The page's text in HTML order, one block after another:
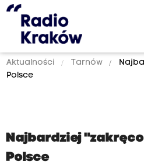
Aktualności Tarnów
Polsce
Najbardziej
Polsce